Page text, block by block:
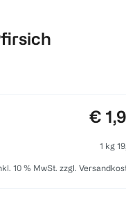
€
1 kg
10 % MwSt. zzgl.